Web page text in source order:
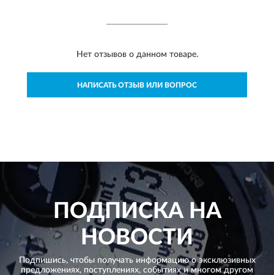
Нет отзывов о данном товаре.
НАПИСАТЬ ОТЗЫВ ИЛИ ВОПРОС
ПОДПИСКА НА
НОВОСТИ
Подпишись, чтобы получать информацию о эксклюзивных
предложениях, поступлениях, событиях и многом другом